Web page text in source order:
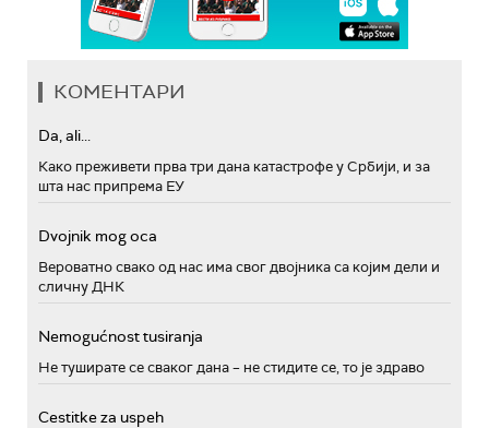
КОМЕНТАРИ
Da, ali...
Како преживети прва три дана катастрофе у Србији, и за
шта нас припрема ЕУ
Dvojnik mog oca
Вероватно свако од нас има свог двојника са којим дели и
сличну ДНК
Nemogućnost tusiranja
Не туширате се сваког дана – не стидите се, то је здраво
Cestitke za uspeh